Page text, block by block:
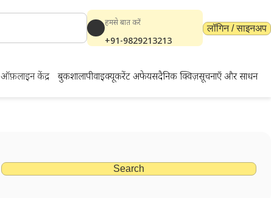
हमसे बात करें
+91-9829213213
लॉगिन / साइनअप
ऑफ़लाइन केंद्र बुकशालापीवाईक्यूकरेंट अफेयर्सदैनिक क्विज़सूचनाएँ और साधन
Search